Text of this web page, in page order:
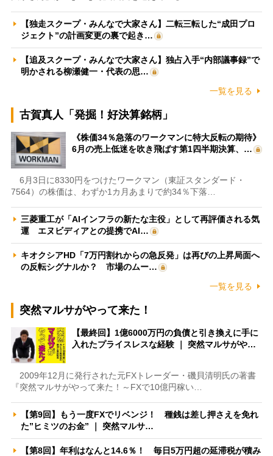
【独走スクープ・みんなで大家さん】二転三転した“成田プロ
ジェクト”の計画変更の裏で起き…
【追及スクープ・みんなで大家さん】独占入手“内部議事録”で
明かされる柳瀬健一・代表の思…
一覧を見る
古賀真人「発掘！好決算銘柄」
《株価34％急落のワークマンに特大反転の期待》
6月の売上低迷を吹き飛ばす第1四半期決算、…
6月3日に8330円をつけたワークマン（東証スタンダード・
7564）の株価は、わずか1カ月あまりで約34％下落…
三菱重工が「AIインフラの新たな主役」として再評価される気
運 エヌビディアとの提携でAI…
キオクシアHD「7万円割れからの急反発」は再びの上昇局面へ
の反転シグナルか？ 市場のムー…
一覧を見る
突然マルサがやって来た！
【最終回】1億6000万円の負債と引き換えに手に
入れたプライスレスな経験 ｜ 突然マルサがや…
2009年12月に発行された元FXトレーダー・磯貝清明氏の著書
『突然マルサがやって来た！～FXで10億円稼い…
【第9回】もう一度FXでリベンジ！ 種銭は差し押さえを免れ
た”ヒミツのお金” ｜ 突然マルサ…
【第8回】年利はなんと14.6％！ 毎日5万円超の延滞税が積み